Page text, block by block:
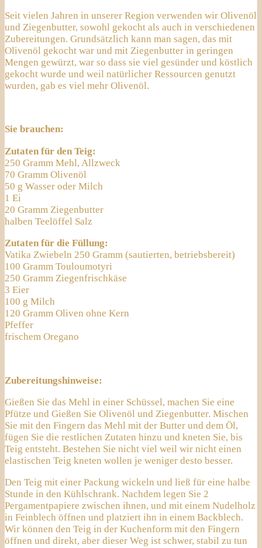
Seit vielen Jahren in unserer Region verwenden wir Olivenöl
und Ziegenbutter, sowohl gekocht als auch in verschiedenen
Zubereitungen. Grundsätzlich kann man sagen, das mit
Olivenöl gekocht war und mit Ziegenbutter in geringen
Mengen gewürzt, war so dass sie viel gesünder und köstlich
gekocht wurde und weil natürlicher Ressourcen genutzt
wurden, gab es viel mehr Olivenöl.
Sie brauchen:
Zutaten für den Teig:
250 Gramm Mehl, Allzweck
70 Gramm Olivenöl
50 g Wasser oder Milch
1 Ei
20 Gramm Ziegenbutter
halben Teelöffel Salz
Zutaten für die Füllung:
Vatika Zwiebeln 250 Gramm (sautierten, betriebsbereit)
100 Gramm Touloumotyri
250 Gramm Ziegenfrischkäse
3 Eier
100 g Milch
120 Gramm Oliven ohne Kern
Pfeffer
frischem Oregano
Zubereitungshinweise:
Gießen Sie das Mehl in einer Schüssel, machen Sie eine
Pfütze und Gießen Sie Olivenöl und Ziegenbutter. Mischen
Sie mit den Fingern das Mehl mit der Butter und dem Öl,
fügen Sie die restlichen Zutaten hinzu und kneten Sie, bis
Teig entsteht. Bestehen Sie nicht viel weil wir nicht einen
elastischen Teig kneten wollen je weniger desto besser.
Den Teig mit einer Packung wickeln und ließ für eine halbe
Stunde in den Kühlschrank. Nachdem legen Sie 2
Pergamentpapiere zwischen ihnen, und mit einem Nudelholz
in Feinblech öffnen und platziert ihn in einem Backblech.
Wir können den Teig in der Kuchenform mit den Fingern
öffnen und direkt, aber dieser Weg ist schwer, stabil zu tun